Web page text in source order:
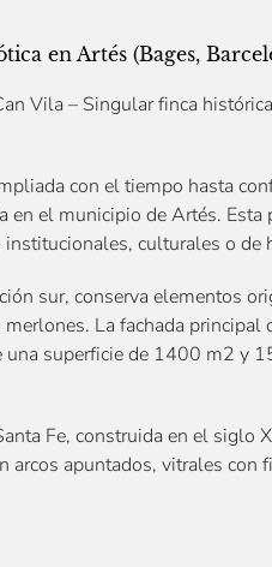
en Artés (Bages,
Vila – Singular finca
con el tiempo hasta
el municipio de Artés.
culturales o de
sur, conserva elementos
La fachada principal
superficie de 1400 m2 y
Fe, construida en el siglo
arcos apuntados, vitrales con